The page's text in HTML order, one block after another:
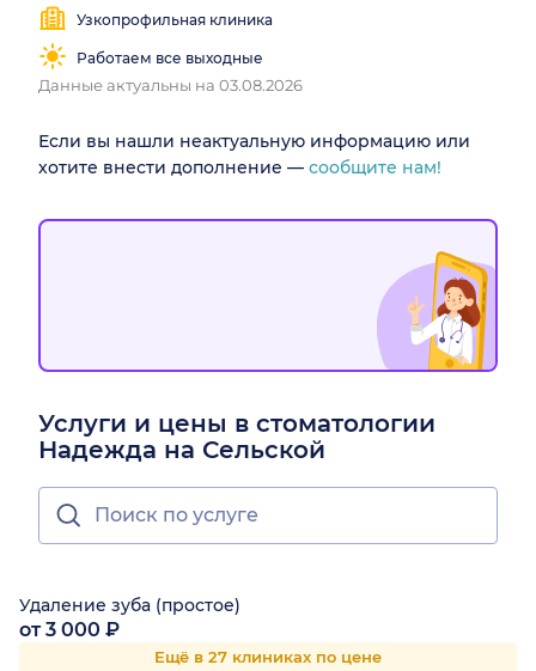
Узкопрофильная клиника
Работаем все выходные
Данные актуальны на 03.08.2026
Если вы нашли неактуальную информацию или
хотите внести дополнение — сообщите нам!
Услуги и цены в стоматологии
Надежда на Сельской
Удаление зуба (простое)
от 3 000 ₽
Ещё в 27 клиниках по цене